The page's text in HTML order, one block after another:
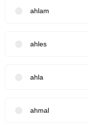
ahlam
ahles
ahla
ahmal